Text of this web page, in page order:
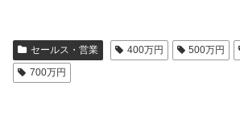
セールス・営業 400万円 500万円
700万円